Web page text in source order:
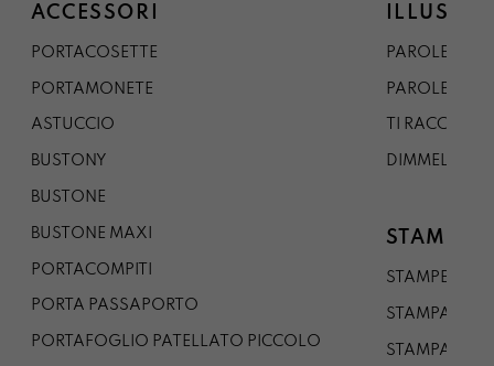
ACCESSORI
PORTACOSETTE
PORTAMONETE
ASTUCCIO
BUSTONY
BUSTONE
BUSTONE MAXI
PORTACOMPITI
PORTA PASSAPORTO
PORTAFOGLIO PATELLATO PICCOLO
PAROLE DAL
PAROLE DA
TI
DIMMELO
STAMPE
STAMPE A5
STAMPA A3
STAMPA A1